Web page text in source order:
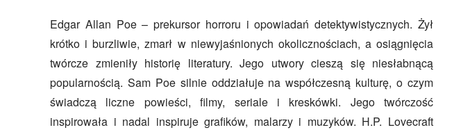
Edgar Allan Poe – prekursor horroru i opowiadań detektywistycznych. Żył
krótko i burzliwie, zmarł w niewyjaśnionych okolicznościach, a osiągnięcia
twórcze zmieniły historię literatury. Jego utwory cieszą się niesłabnącą
popularnością. Sam Poe silnie oddziałuje na współczesną kulturę, o czym
świadczą liczne powieści, filmy, seriale i kreskówki. Jego twórczość
inspirowała i nadal inspiruje grafików, malarzy i muzyków. H.P. Lovecraft